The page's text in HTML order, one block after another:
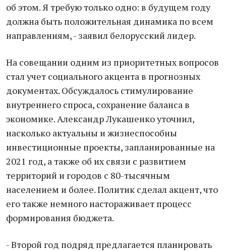
об этом. Я требую только одно: в будущем году
должна быть положительная динамика по всем
направлениям, - заявил белорусский лидер.
На совещании одним из приоритетных вопросов
стал учет социального акцента в прогнозных
документах. Обсуждалось стимулирование
внутреннего спроса, сохранение баланса в
экономике. Александр Лукашенко уточнил,
насколько актуальны и жизнеспособны
инвестиционные проекты, запланированные на
2021 год, а также об их связи с развитием
территорий и городов с 80-тысячным
населением и более. Политик сделал акцент, что
его также немного настораживает процесс
формирования бюджета.
- Второй год подряд предлагается планировать